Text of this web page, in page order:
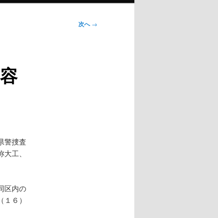
次へ→
警捜査
工、
区内の
６）